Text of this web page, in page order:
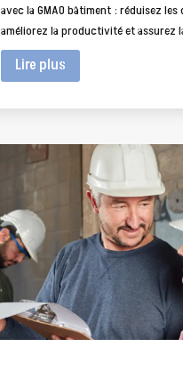
avec la GMAO bâtiment : réduisez les
améliorez la productivité et assurez
Lire plus